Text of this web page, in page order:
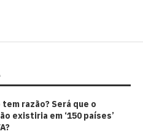
razão? Será que o
existiria em ‘150 países’